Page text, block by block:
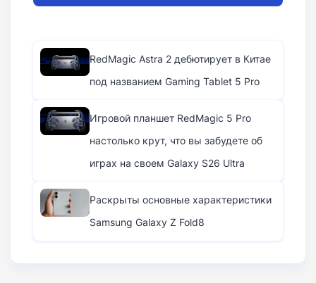
RedMagic Astra 2 дебютирует в Китае
под названием Gaming Tablet 5 Pro
Игровой планшет RedMagic 5 Pro
настолько крут, что вы забудете об
играх на своем Galaxy S26 Ultra
Раскрыты основные характеристики
Samsung Galaxy Z Fold8